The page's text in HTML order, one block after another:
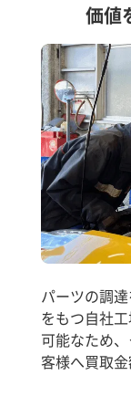
価値
パーツの調
をもつ自社
可能なため
客様へ買取金